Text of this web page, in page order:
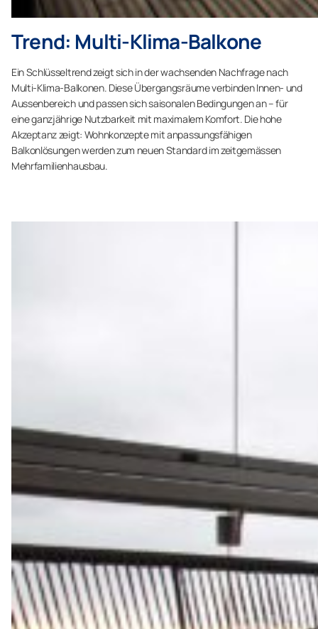
Trend: Multi-Klima-Balkone
Ein Schlüsseltrend zeigt sich in der wachsenden Nachfrage nach
Multi-Klima-Balkonen. Diese Übergangsräume verbinden Innen- und
Aussenbereich und passen sich saisonalen Bedingungen an – für
eine ganzjährige Nutzbarkeit mit maximalem Komfort. Die hohe
Akzeptanz zeigt: Wohnkonzepte mit anpassungsfähigen
Balkonlösungen werden zum neuen Standard im zeitgemässen
Mehrfamilienhausbau.